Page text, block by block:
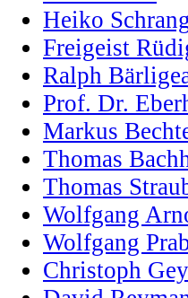
Heiko
Freigeist
Ralph
Prof. Dr.
Markus
Thomas
Thomas
Wolfgang
Wolfgang
Christoph